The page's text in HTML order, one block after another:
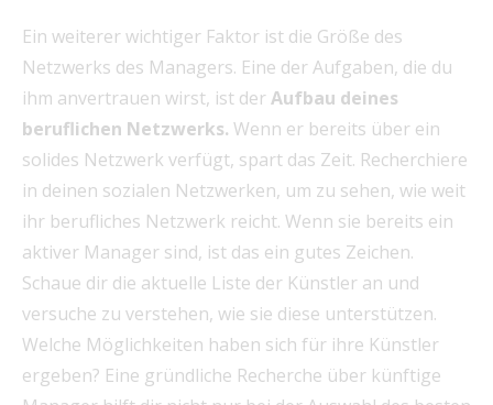
Ein weiterer wichtiger Faktor ist die Größe des
Netzwerks des Managers. Eine der Aufgaben, die du
ihm anvertrauen wirst, ist derAufbau deines
beruflichen Netzwerks. Wenn er bereits über ein
solides Netzwerk verfügt, spart das Zeit. Recherchiere
in deinen sozialen Netzwerken, um zu sehen, wie weit
ihr berufliches Netzwerk reicht. Wenn sie bereits ein
aktiver Manager sind, ist das ein gutes Zeichen.
Schaue dir die aktuelle Liste der Künstler an und
versuche zu verstehen, wie sie diese unterstützen.
Welche Möglichkeiten haben sich für ihre Künstler
ergeben? Eine gründliche Recherche über künftige